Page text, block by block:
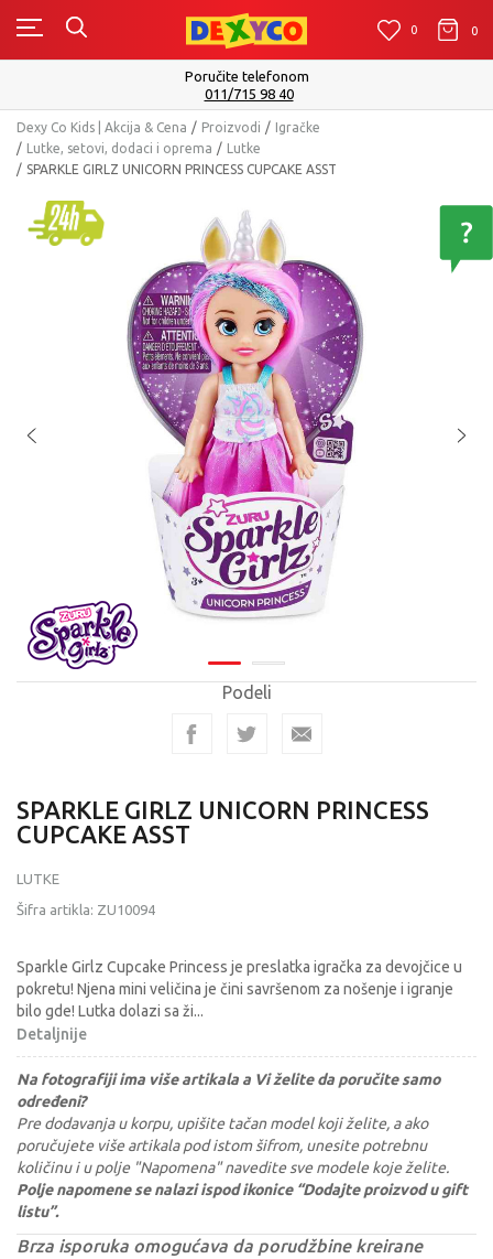
0 0 0
Isporuku možete očekivati u roku od 2 do 4 radna dana!
Pogledaj više
Dexy Co Kids | Akcija & Cena Proizvodi
Igračke
Lutke, setovi, dodaci i oprema
Lutke
SPARKLE GIRLZ UNICORN PRINCESS CUPCAKE ASST
Podeli
SPARKLE GIRLZ UNICORN PRINCESS
CUPCAKE ASST
LUTKE
Šifra artikla: ZU10094
Sparkle Girlz Cupcake Princess je preslatka igračka za devojčice u
pokretu! Njena mini veličina je čini savršenom za nošenje i igranje
bilo gde! Lutka dolazi sa ži...
Detaljnije
Na fotografiji ima više artikala a Vi želite da poručite samo
određeni?
Pre dodavanja u korpu, upišite tačan model koji želite, a ako
poručujete više artikala pod istom šifrom, unesite potrebnu
količinu i u polje "Napomena" navedite sve modele koje želite.
Polje napomene se nalazi ispod ikonice “Dodajte proizvod u gift
listu”.
Brza isporuka omogućava da porudžbine kreirane